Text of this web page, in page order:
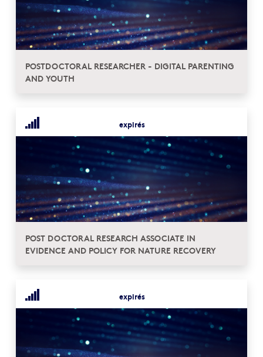
POSTDOCTORAL RESEARCHER - DIGITAL PARENTING
AND YOUTH
expirés
POST DOCTORAL RESEARCH ASSOCIATE IN
EVIDENCE AND POLICY FOR NATURE RECOVERY
expirés